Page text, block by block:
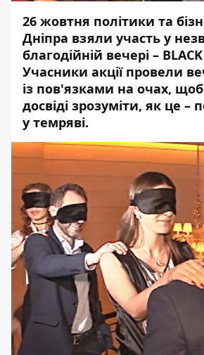
26 жовтня політики та
Дніпра взяли участь у
благодійній вечері –
Учасники акції провели
із пов'язками на очах,
досвіді зрозуміти, як це –
у темряві.